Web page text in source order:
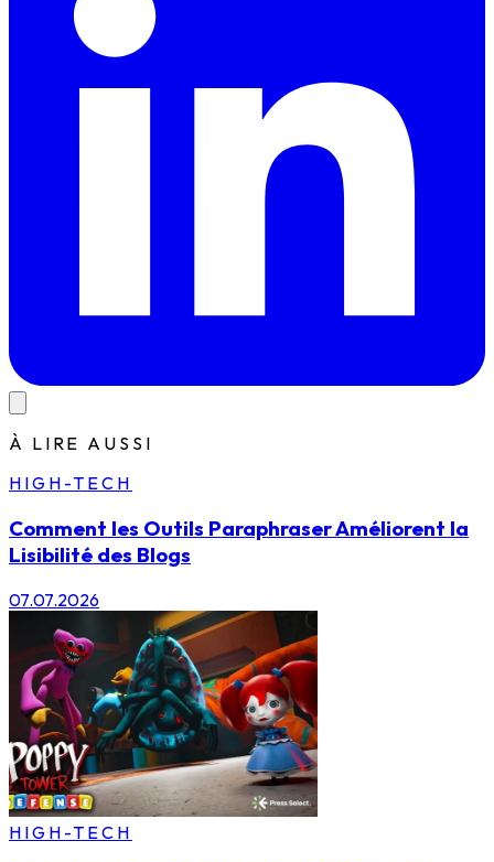
À LIRE AUSSI
HIGH-TECH
Comment les Outils Paraphraser Améliorent la
Lisibilité des Blogs
07.07.2026
HIGH-TECH